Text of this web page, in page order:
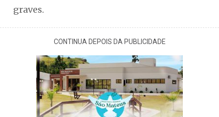
graves.
CONTINUA DEPOIS DA PUBLICIDADE